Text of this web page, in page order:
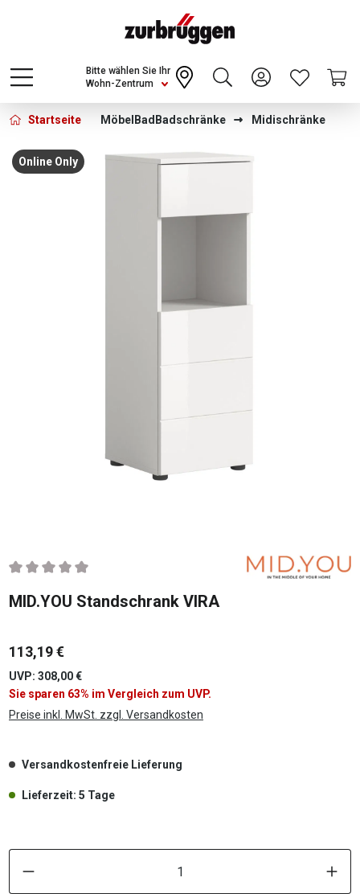
Choose a different country or region to see
content for your location and shop online
CONTINUE
Wohn-Zentrum
Bitte wählen Sie Ihr
Startseite Möbel Bad Badschränke Midischränke
Bildergalerie überspringen
Online Only
Durchschnittliche Bewertung von 0 von 5 Sternen
MID.YOU Standschrank VIRA
113,19 €
UVP: 308,00 €
Sie sparen 63% im Vergleich zum UVP.
Preise inkl. MwSt. zzgl. Versandkosten
Versandkostenfreie Lieferung
Lieferzeit: 5 Tage